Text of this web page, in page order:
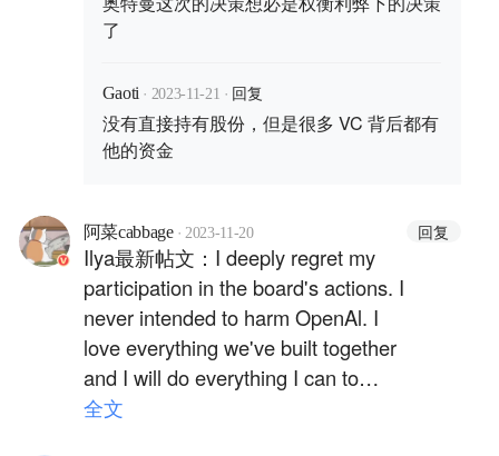
了
Gaoti · 2023-11-21 · 回复
没有直接持有股份，但是很多 VC 背后都有
他的资金
阿菜cabbage · 2023-11-20 回复
Ilya最新帖文：I deeply regret my
participation in the board's actions. I
never intended to harm OpenAl. I
love everything we've built together
and I will do everything I can to
reunite the company.
全文